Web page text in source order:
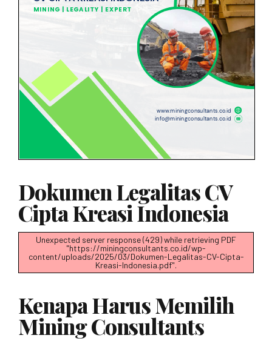
Dokumen Legalitas CV
Cipta Kreasi Indonesia
Unexpected server response (429) while retrieving PDF
"https://miningconsultants.co.id/wp-
content/uploads/2025/03/Dokumen-Legalitas-CV-Cipta-
Kreasi-Indonesia.pdf".
Kenapa Harus Memilih
Mining Consultants